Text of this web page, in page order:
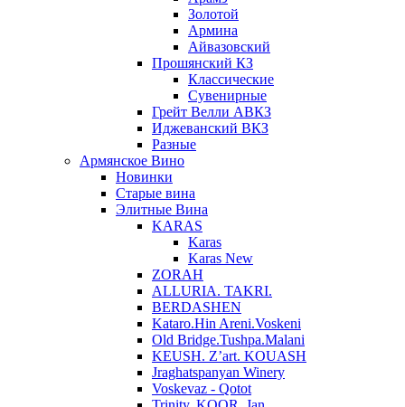
Золотой
Армина
Айвазовский
Прошянский КЗ
Классические
Сувенирные
Грейт Велли АВКЗ
Иджеванский ВКЗ
Разные
Армянское Вино
Новинки
Старые вина
Элитные Вина
KARAS
Karas
Karas New
ZORAH
ALLURIA. TAKRI.
BERDASHEN
Kataro.Hin Areni.Voskeni
Old Bridge.Tushpa.Malani
KEUSH. Z’art. KOUASH
Jraghatspanyan Winery
Voskevaz - Qotot